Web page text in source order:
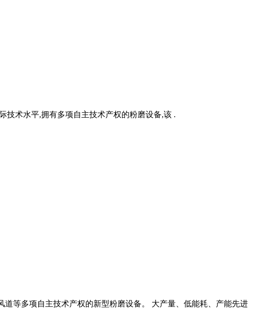
技术水平,拥有多项自主技术产权的粉磨设备,该 .
等多项自主技术产权的新型粉磨设备。 大产量、低能耗、产能先进